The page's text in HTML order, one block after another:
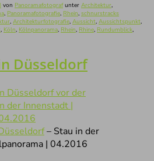
von Panoramafotografunter Architektur,
, Panoramafotografie, Rhein, schnurstracks
, Architekturfotografie, Aussicht, Aussichtspunkt,
, Köln, Kölnpanorama, Rhein, Rhine, Rundumblick,
Düsseldorf
– Stau in der
| 04.2016